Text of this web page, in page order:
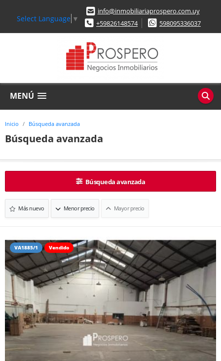
Select Language ▼
info@inmobiliariaprospero.com.uy
+59826148574
598095336037
MENÚ
Inicio Búsqueda avanzada
Búsqueda avanzada
Búsqueda avanzada
Más nuevo Menor precio Mayor precio
VA1885/1 Vendido